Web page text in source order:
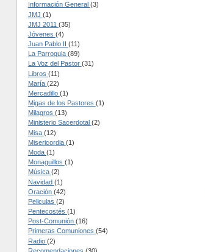
Información General (3)
JMJ (1)
JMJ 2011 (35)
Jóvenes (4)
Juan Pablo II (11)
La Parroquia (89)
La Voz del Pastor (31)
Libros (11)
María (22)
Mercadillo (1)
Migas de los Pastores (1)
Milagros (13)
Ministerio Sacerdotal (2)
Misa (12)
Misericordia (1)
Moda (1)
Monaguillos (1)
Música (2)
Navidad (1)
Oración (42)
Peliculas (2)
Pentecostés (1)
Post-Comunión (16)
Primeras Comuniones (54)
Radio (2)